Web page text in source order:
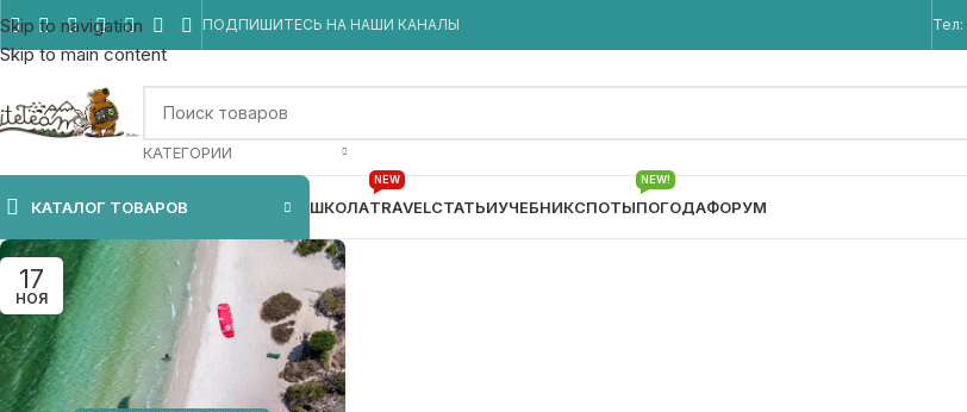
Skip to navigation
Skip to main content
ПОДПИШИТЕСЬ НА НАШИ КАНАЛЫ
Тел:
КАТЕГОРИИ
КАТАЛОГ ТОВАРОВ ШКОЛАTRAVEL
NEW
СТАТЬИУЧЕБНИКСПОТЫПОГОДА
NEW!
ФОРУМ
17
НОЯ